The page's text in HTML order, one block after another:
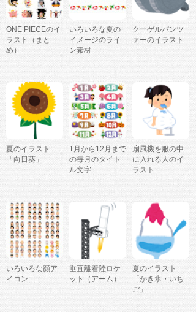
ONE PIECEのイ
ラスト（まと
め）
いろいろな夏の
イメージのライ
ン素材
クーゲルパンツ
ァーのイラスト
夏のイラスト
「向日葵」
1月から12月まで
の毎月のタイト
ル文字
扇風機を服の中
に入れる人のイ
ラスト
いろいろな顔ア
イコン
垂直離着陸ロケ
ット（アーム）
夏のイラスト
「かき氷・いち
ご」